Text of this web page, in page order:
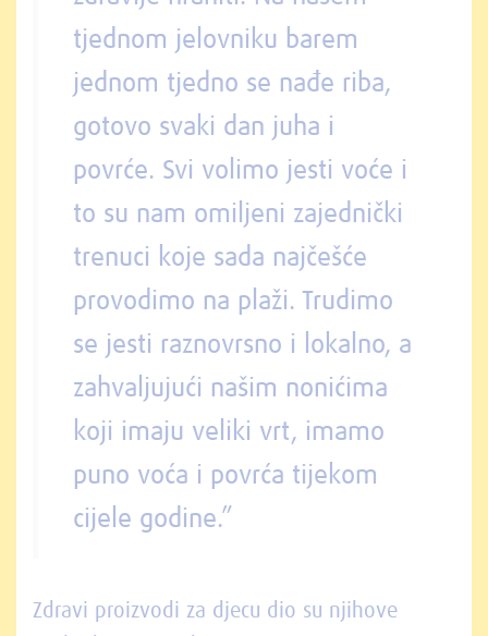
tjednom jelovniku barem
jednom tjedno se nađe riba,
gotovo svaki dan juha i
povrće. Svi volimo jesti voće i
to su nam omiljeni zajednički
trenuci koje sada najčešće
provodimo na plaži. Trudimo
se jesti raznovrsno i lokalno, a
zahvaljujući našim nonićima
koji imaju veliki vrt, imamo
puno voća i povrća tijekom
cijele godine.”
Zdravi proizvodi za djecu dio su njihove